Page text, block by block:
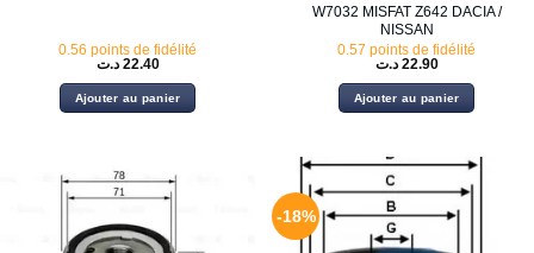
0.56 points de fidélité
22.40 د.ت
Ajouter au panier
W7032 MISFAT Z642 DACIA /
NISSAN
0.57 points de fidélité
22.90 د.ت
Ajouter au panier
-18%